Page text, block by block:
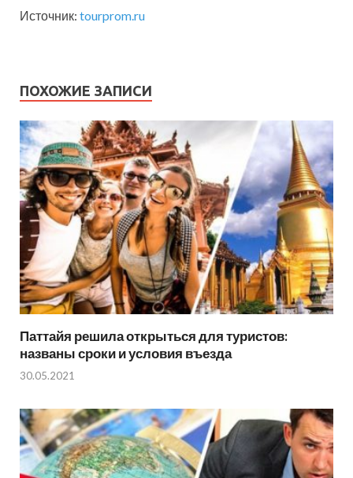
Источник: tourprom.ru
ПОХОЖИЕ ЗАПИСИ
Паттайя решила открыться для туристов:
названы сроки и условия въезда
30.05.2021